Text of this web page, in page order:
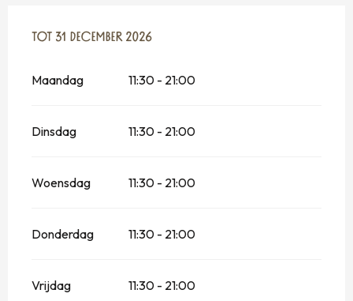
VANAF2 JANUARI 2026
TOT 31 DECEMBER 2026
Maandag 11:30 - 21:00
Dinsdag 11:30 - 21:00
Woensdag 11:30 - 21:00
Donderdag 11:30 - 21:00
Vrijdag 11:30 - 21:00